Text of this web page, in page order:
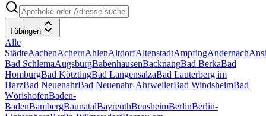
Tübingen
Alle
StädteAachenAchernAhlenAltdorfAltenstadtAmpfingAndernach
Bad SchlemaAugsburgBabenhausenBacknangBad BerkaBad
HomburgBad KötztingBad LangensalzaBad Lauterberg im
HarzBad NeuenahrBad Neuenahr-AhrweilerBad WindsheimBad
WörishofenBaden-
BadenBambergBaunatalBayreuthBensheimBerlinBerlin-